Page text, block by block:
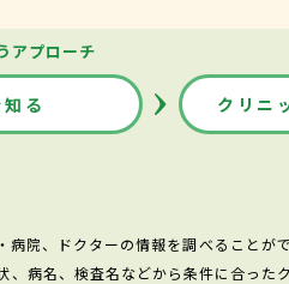
アプローチ
る クリニ
院、ドクターの情報を調べることが
病名、検査名などから条件に合った